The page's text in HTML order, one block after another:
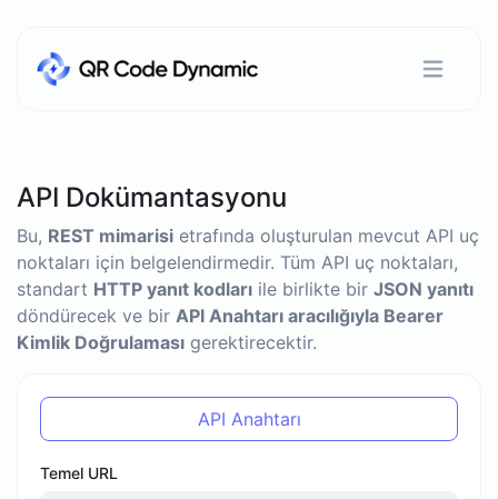
API Dokümantasyonu
Bu, REST mimarisi etrafında oluşturulan mevcut API uç
noktaları için belgelendirmedir. Tüm API uç noktaları,
standart HTTP yanıt kodları ile birlikte bir JSON yanıtı
döndürecek ve bir API Anahtarı aracılığıyla Bearer
Kimlik Doğrulaması gerektirecektir.
API Anahtarı
Temel URL